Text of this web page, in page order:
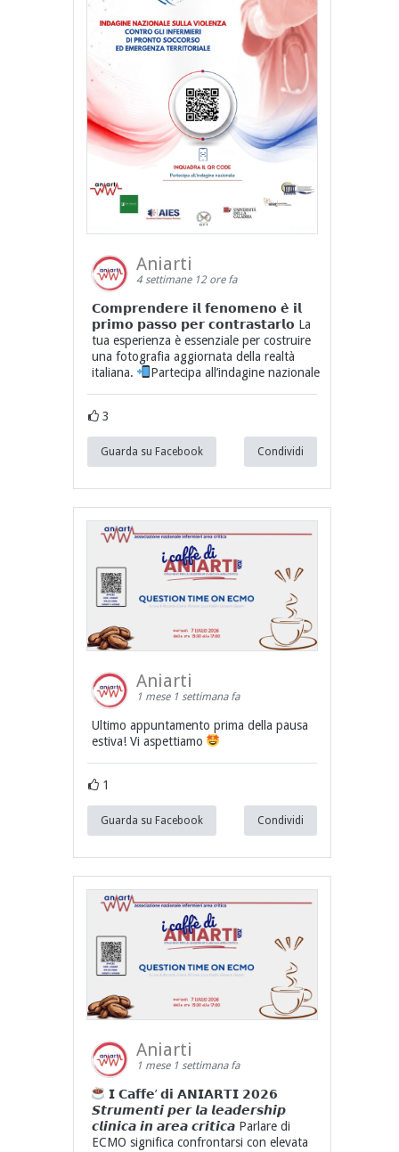
Aniarti
4 settimane 12 ore fa
𝗖𝗼𝗺𝗽𝗿𝗲𝗻𝗱𝗲𝗿𝗲 𝗶𝗹 𝗳𝗲𝗻𝗼𝗺𝗲𝗻𝗼 𝗲̀ 𝗶𝗹
𝗽𝗿𝗶𝗺𝗼 𝗽𝗮𝘀𝘀𝗼 𝗽𝗲𝗿 𝗰𝗼𝗻𝘁𝗿𝗮𝘀𝘁𝗮𝗿𝗹𝗼 La
tua esperienza è essenziale per costruire
una fotografia aggiornata della realtà
italiana.
Partecipa all’indagine nazionale
3
Guarda su Facebook Condividi
Aniarti
1 mese 1 settimana fa
Ultimo appuntamento prima della pausa
estiva! Vi aspettiamo
1
Guarda su Facebook Condividi
Aniarti
1 mese 1 settimana fa
𝗜 𝗖𝗮𝗳𝗳𝗲’ 𝗱𝗶 𝗔𝗡𝗜𝗔𝗥𝗧𝗜 𝟮𝟬𝟮𝟲
𝙎𝙩𝙧𝙪𝙢𝙚𝙣𝙩𝙞 𝙥𝙚𝙧 𝙡𝙖 𝙡𝙚𝙖𝙙𝙚𝙧𝙨𝙝𝙞𝙥
𝙘𝙡𝙞𝙣𝙞𝙘𝙖 𝙞𝙣 𝙖𝙧𝙚𝙖 𝙘𝙧𝙞𝙩𝙞𝙘𝙖 Parlare di
ECMO significa confrontarsi con elevata